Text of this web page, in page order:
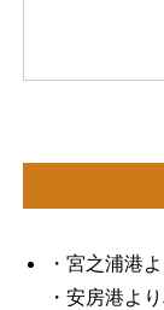
・宮之浦港
・安房港